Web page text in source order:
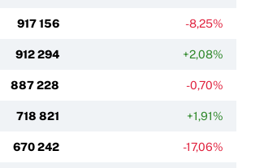
917 156 -8,25%
912 294 +2,08%
887 228 -0,70%
718 821 +1,91%
670 242 -17,06%